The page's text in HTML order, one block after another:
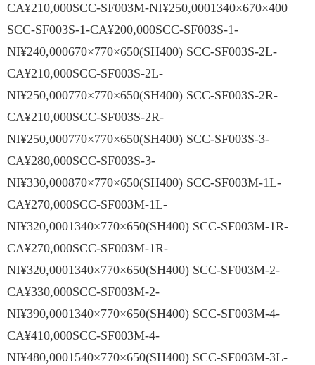
CA¥210,000SCC-SF003M-NI¥250,0001340×670×400
SCC-SF003S-1-CA¥200,000SCC-SF003S-1-
NI¥240,000670×770×650(SH400) SCC-SF003S-2L-
CA¥210,000SCC-SF003S-2L-
NI¥250,000770×770×650(SH400) SCC-SF003S-2R-
CA¥210,000SCC-SF003S-2R-
NI¥250,000770×770×650(SH400) SCC-SF003S-3-
CA¥280,000SCC-SF003S-3-
NI¥330,000870×770×650(SH400) SCC-SF003M-1L-
CA¥270,000SCC-SF003M-1L-
NI¥320,0001340×770×650(SH400) SCC-SF003M-1R-
CA¥270,000SCC-SF003M-1R-
NI¥320,0001340×770×650(SH400) SCC-SF003M-2-
CA¥330,000SCC-SF003M-2-
NI¥390,0001340×770×650(SH400) SCC-SF003M-4-
CA¥410,000SCC-SF003M-4-
NI¥480,0001540×770×650(SH400) SCC-SF003M-3L-